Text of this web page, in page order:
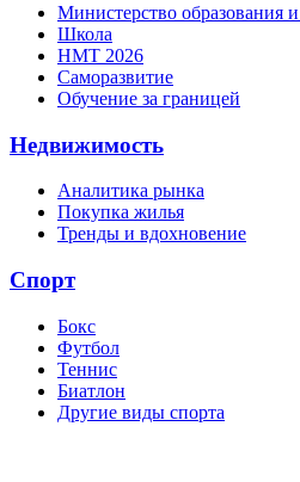
Министерство образования
Школа
НМТ 2026
Саморазвитие
Обучение за границей
Недвижимость
Аналитика рынка
Покупка жилья
Тренды и вдохновение
Спорт
Бокс
Футбол
Теннис
Биатлон
Другие виды спорта